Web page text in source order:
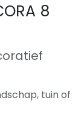
8
tuin of